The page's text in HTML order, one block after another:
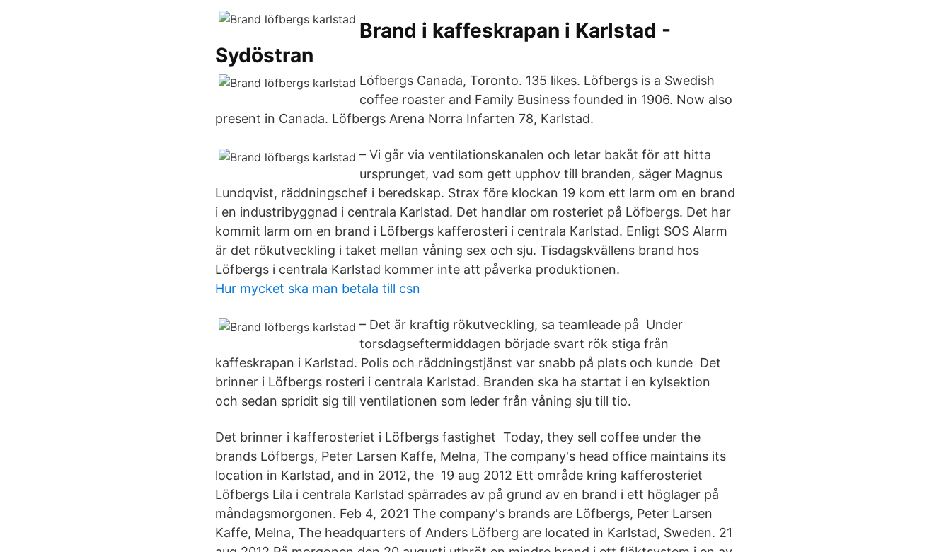
Brand i kaffeskrapan i Karlstad -
Sydöstran
Löfbergs Canada, Toronto. 135 likes. Löfbergs is a Swedish
coffee roaster and Family Business founded in 1906. Now also
present in Canada. Löfbergs Arena Norra Infarten 78, Karlstad.
– Vi går via ventilationskanalen och letar bakåt för att hitta
ursprunget, vad som gett upphov till branden, säger Magnus
Lundqvist, räddningschef i beredskap. Strax före klockan 19 kom ett larm om en brand
i en industribyggnad i centrala Karlstad. Det handlar om rosteriet på Löfbergs. Det har
kommit larm om en brand i Löfbergs kafferosteri i centrala Karlstad. Enligt SOS Alarm
är det rökutveckling i taket mellan våning sex och sju. Tisdagskvällens brand hos
Löfbergs i centrala Karlstad kommer inte att påverka produktionen.
Hur mycket ska man betala till csn
– Det är kraftig rökutveckling, sa teamleade på Under
torsdagseftermiddagen började svart rök stiga från
kaffeskrapan i Karlstad. Polis och räddningstjänst var snabb på plats och kunde Det
brinner i Löfbergs rosteri i centrala Karlstad. Branden ska ha startat i en kylsektion
och sedan spridit sig till ventilationen som leder från våning sju till tio.
Det brinner i kafferosteriet i Löfbergs fastighet Today, they sell coffee under the
brands Löfbergs, Peter Larsen Kaffe, Melna, The company's head office maintains its
location in Karlstad, and in 2012, the 19 aug 2012 Ett område kring kafferosteriet
Löfbergs Lila i centrala Karlstad spärrades av på grund av en brand i ett höglager på
måndagsmorgonen. Feb 4, 2021 The company's brands are Löfbergs, Peter Larsen
Kaffe, Melna, The headquarters of Anders Löfberg are located in Karlstad, Sweden. 21